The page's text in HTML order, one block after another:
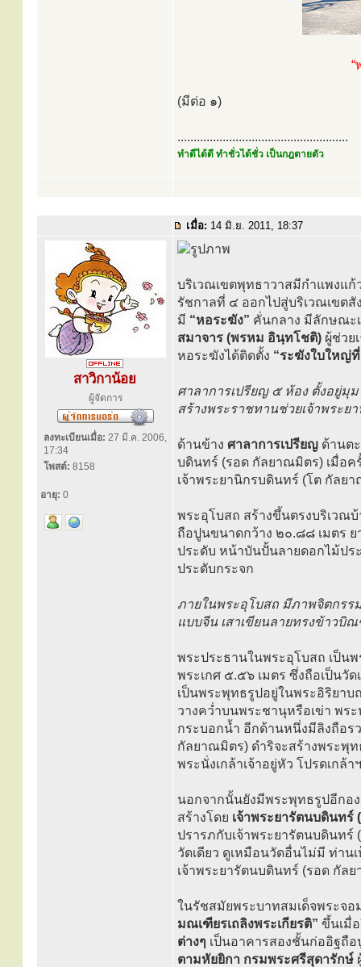
“
(มีต่อ ๑)
.....................................................
ทำดีได้ดี ทำชั่วได้ชั่ว เป็นกฎตายตัว
เมื่อ: 14 มิ.ย. 2011, 18:37
สาวิกาน้อย
ผู้จัดการ
ลงทะเบียนเมื่อ: 27 มี.ค. 2006,
17:34
โพสต์: 8158
อายุ: 0
บริเวณเขตพุทธาวาสมีกำแพงแ
รัชกาลที่ ๔ ออกไปสู่บริเวณเขต
มี “หอระฆัง” คั่นกลาง มีลักษณะ
สมาจาร (พรหม อินฺทโชติ) ผู้ช่วย
หอระฆังได้ติดตั้ง “ระฆังใบใหญ่
ศาลาการเปรียญ ๕ ห้อง ตั้งอยู่มุ
สร้างพระราชทานช่วยเจ้าพระ
ด้านข้าง ศาลาการเปรียญ ด้านต
บดินทร์ (รอด กัลยาณมิตร) เมื่อค
เจ้าพระยานิกรบดินทร์ (โต กัลย
พระอุโบสถ สร้างขึ้นตรงบริเวณ
ถือปูนขนาดกว้าง ๒๐.๘๘ เมตร
ประดับ หน้าบันปั้นลายดอกไม้ปร
ประดับกระจก
ภายในพระอุโบสถ มีภาพจิตกรร
แบบจีน เสาเขียนลายทรงข้าวบิ
พระประธานในพระอุโบสถ เป็น
พระเกศ ๕.๕๖ เมตร ซึ่งถือเป็นวั
เป็นพระพุทธรูปอยู่ในพระอิริยา
วางคว่ำบนพระชานุหรือเข่า พร
กระบอกน้ำ อีกด้านหนึ่งมีลิงถือร
กัลยาณมิตร) ดำริจะสร้างพระพุ
พระนั่งเกล้าเจ้าอยู่หัว โปรดเกล้
นอกจากนั้นยังมีพระพุทธรูปอีกอ
สร้างโดย เจ้าพระยารัตนบดินท
ปรารภกับเจ้าพระยารัตนบดินทร์
วัดเดียว ดูเหมือนวัดอื่นไม่มี ท่าน
เจ้าพระยารัตนบดินทร์ (รอด กัล
ในรัชสมัยพระบาทสมเด็จพระจอ
มณเฑียรเถลิงพระเกียรติ” ขึ้นเมื่
ต่างๆ เป็นอาคารสองชั้นก่ออิฐถือ
ตามหัยยิกา กรมพระศรีสุดารักษ์